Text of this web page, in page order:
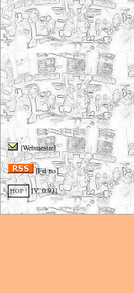
[Webmestre]
[Fil rss]
HOP ! [V. 0.93]